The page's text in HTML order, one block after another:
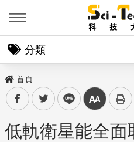
分類
首頁
facebooktwitter line 中
低軌衛星能全面